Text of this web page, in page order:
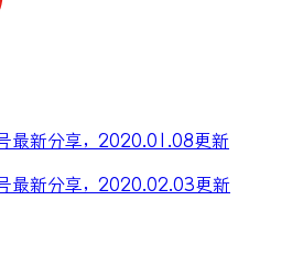
最新分享，2020.01.08更新
最新分享，2020.02.03更新